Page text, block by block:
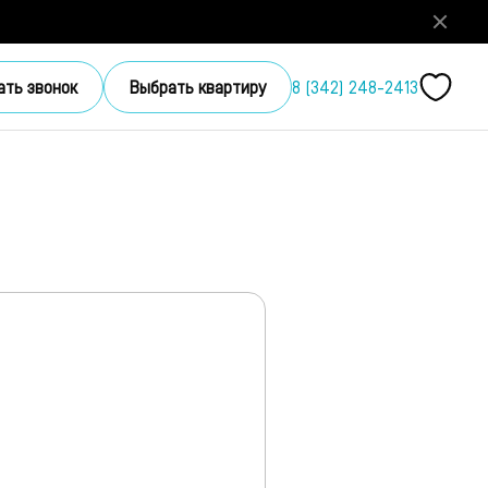
звонок Выбрать квартиру 8 (342) 248-2413